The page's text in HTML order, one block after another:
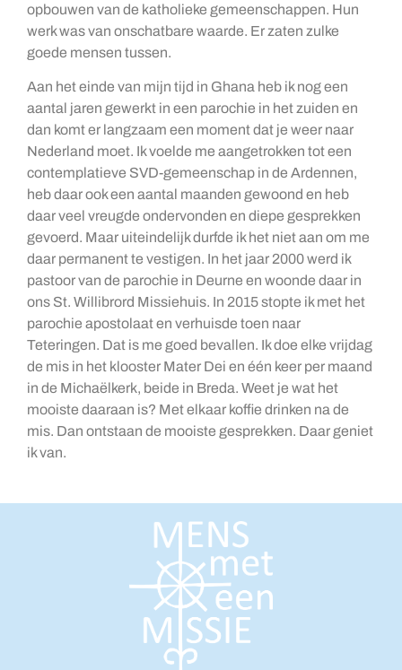
opbouwen van de katholieke gemeenschappen. Hun
werk was van onschatbare waarde. Er zaten zulke
goede mensen tussen.
Aan het einde van mijn tijd in Ghana heb ik nog een
aantal jaren gewerkt in een parochie in het zuiden en
dan komt er langzaam een moment dat je weer naar
Nederland moet. Ik voelde me aangetrokken tot een
contemplatieve SVD-gemeenschap in de Ardennen,
heb daar ook een aantal maanden gewoond en heb
daar veel vreugde ondervonden en diepe gesprekken
gevoerd. Maar uiteindelijk durfde ik het niet aan om me
daar permanent te vestigen. In het jaar 2000 werd ik
pastoor van de parochie in Deurne en woonde daar in
ons St. Willibrord Missiehuis. In 2015 stopte ik met het
parochie apostolaat en verhuisde toen naar
Teteringen. Dat is me goed bevallen. Ik doe elke vrijdag
de mis in het klooster Mater Dei en één keer per maand
in de Michaëlkerk, beide in Breda. Weet je wat het
mooiste daaraan is? Met elkaar koffie drinken na de
mis. Dan ontstaan de mooiste gesprekken. Daar geniet
ik van.